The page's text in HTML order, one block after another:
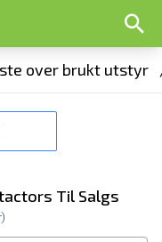
over brukt utstyr
Til Salgs